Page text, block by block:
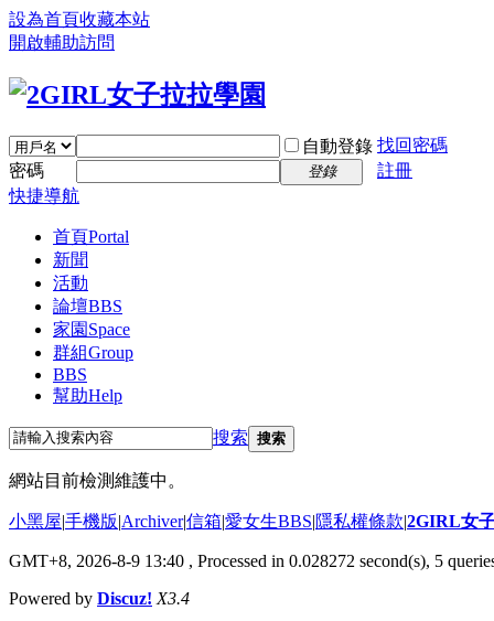
設為首頁收藏本站
開啟輔助訪問
自動登錄 找回密碼
密碼
登錄
註冊
快捷導航
首頁Portal
新聞
活動
論壇BBS
家園 Space
群組Group
BBS
幫助Help
搜索 搜索
網站目前檢測維護中。
小黑屋|手機版|Archiver|信箱|愛女生BBS|隱私權條款|2GIRL女
GMT+8, 2026-8-9 13:40 , Processed in 0.028272 second(s), 5
Powered by Discuz! X3.4